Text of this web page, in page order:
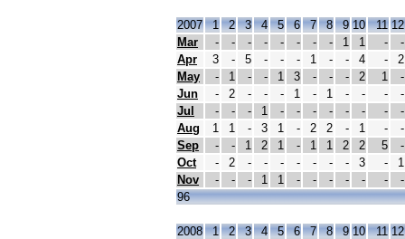
2007 1 2 3 4 5 6 7 8 9 10 11 12
Mar
- - - - - - - - 1 1 -
-
Apr
3 - 5 - - - 1 - - 4 -
2
May
- 1 - - 1 3 - - - 2 1
-
Jun
- 2 - - - 1 - 1 - - -
-
Jul
- - - 1 - - - - - - -
-
Aug
1 1 - 3 1 - 2 2 - 1 -
-
Sep
- - 1 2 1 - 1 1 2 2 5
-
Oct
- 2 - - - - - - - 3 -
1
Nov
- - - 1 1 - - - - - -
-
96
2008 1 2 3 4 5 6 7 8 9 10 11 12